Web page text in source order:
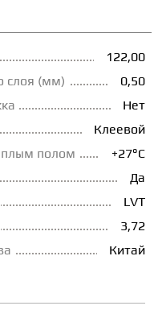
122,00
слоя (мм)
0,50
Нет
Клеевой
полом
+27°С
Да
LVT
3,72
Китай